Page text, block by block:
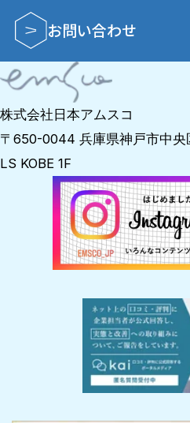
株式会社日本アムスコ
〒650-0044 兵庫県神戸市中央
LS KOBE 1F
お問い合わせ